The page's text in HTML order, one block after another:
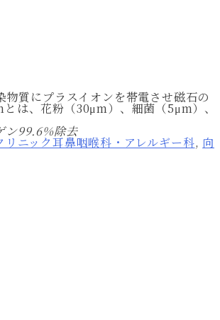
質にプラスイオンを帯電させ磁石の
は、花粉（30μm）、細菌（5μm）、
ン99.6%除去
リニック耳鼻咽喉科・アレルギー科, 向